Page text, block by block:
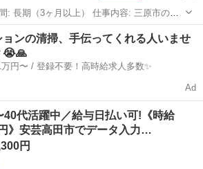
をお任せします! ≪ おしごと内容 ≫ (1) 経理
給与計算などを対応します。 社内のお金の
ョンの清掃、手伝ってくれる人いませ
😭🙏
日給例1万円〜 / 登録不要！高時給求人多数✨
Ad
40代活躍中／給与日払い可!《時給
》安芸高田市でデータ入力…
円